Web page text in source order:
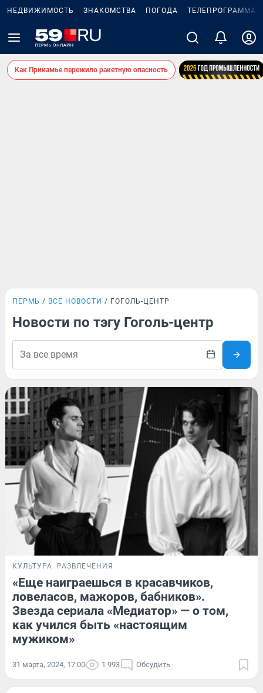
НЕДВИЖИМОСТЬ ЗНАКОМСТВА ПОГОДА ТЕЛЕПРОГРАММА
Как Прикамье пережило ракетную опасность
ПЕРМЬ ВСЕ НОВОСТИ ГОГОЛЬ-ЦЕНТР
Новости по тэгу Гоголь-центр
КУЛЬТУРА РАЗВЛЕЧЕНИЯ
«Еще наиграешься в красавчиков,
ловеласов, мажоров, бабников».
Звезда сериала «Медиатор» — о том,
как учился быть «настоящим
мужиком»
31 марта, 2024, 17:00 1 993 Обсудить